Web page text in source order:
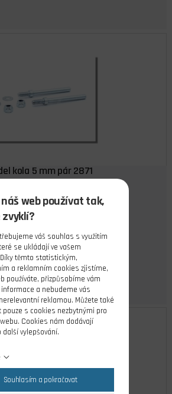
kola 5 mm pár 2871
skladem 3 ks
45,00 Kč
Cena s DPH
Do košíku
web používat tak,
váš souhlas s využitím
se ukládají ve vašem
těmto statistickým,
a reklamním cookies zjistíme,
používáte, přizpůsobíme vám
informace a nebudeme vás
reklamou. Můžete také
pouze s cookies nezbytnými pro
Cookies nám dodávají
další vylepšování.
Souhlasím a pokračovat